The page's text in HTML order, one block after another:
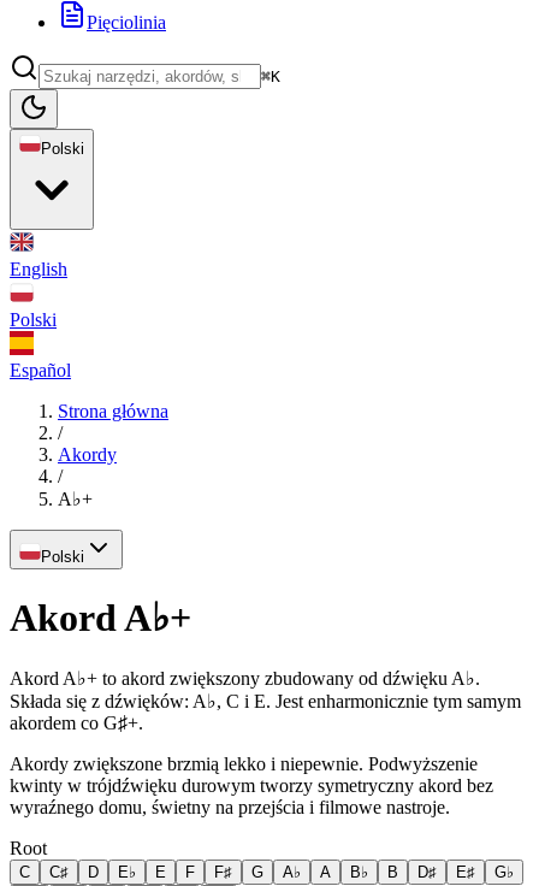
Pięciolinia
⌘K
Polski
English
Polski
Español
Strona główna
/
Akordy
/
A♭+
Polski
Akord A♭+
Akord A♭+ to akord zwiększony zbudowany od dźwięku A♭.
Składa się z dźwięków: A♭, C i E. Jest enharmonicznie tym samym
akordem co G♯+.
Akordy zwiększone brzmią lekko i niepewnie. Podwyższenie
kwinty w trójdźwięku durowym tworzy symetryczny akord bez
wyraźnego domu, świetny na przejścia i filmowe nastroje.
Root
C C♯ D E♭ E F F♯ G A♭ A B♭ B D♯ E♯
G♭